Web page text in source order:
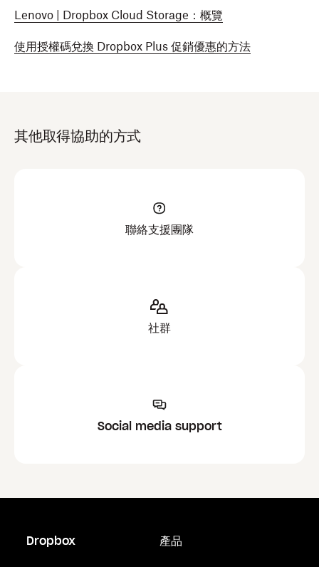
Lenovo | Dropbox Cloud Storage：概覽
使用授權碼兌換 Dropbox Plus 促銷優惠的方法
其他取得協助的方式
聯絡支援團隊
社群
Social media support
Dropbox 產品